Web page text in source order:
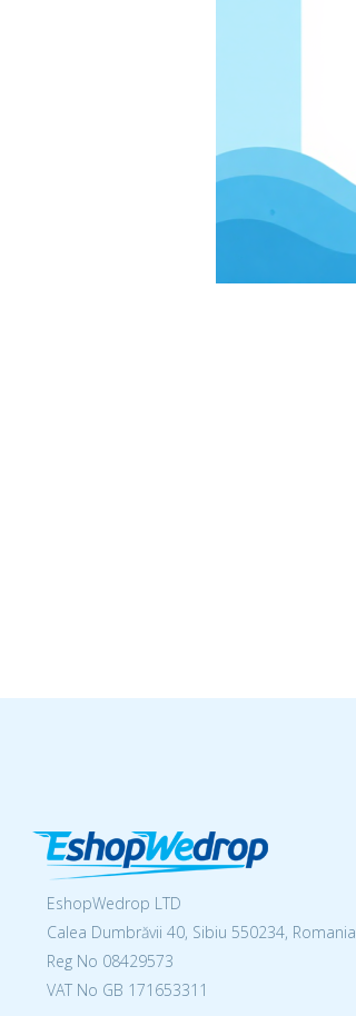
EshopWedrop LTD
Calea Dumbrăvii 40, Sibiu 550234, Romania
Reg No 08429573
VAT No GB 171653311